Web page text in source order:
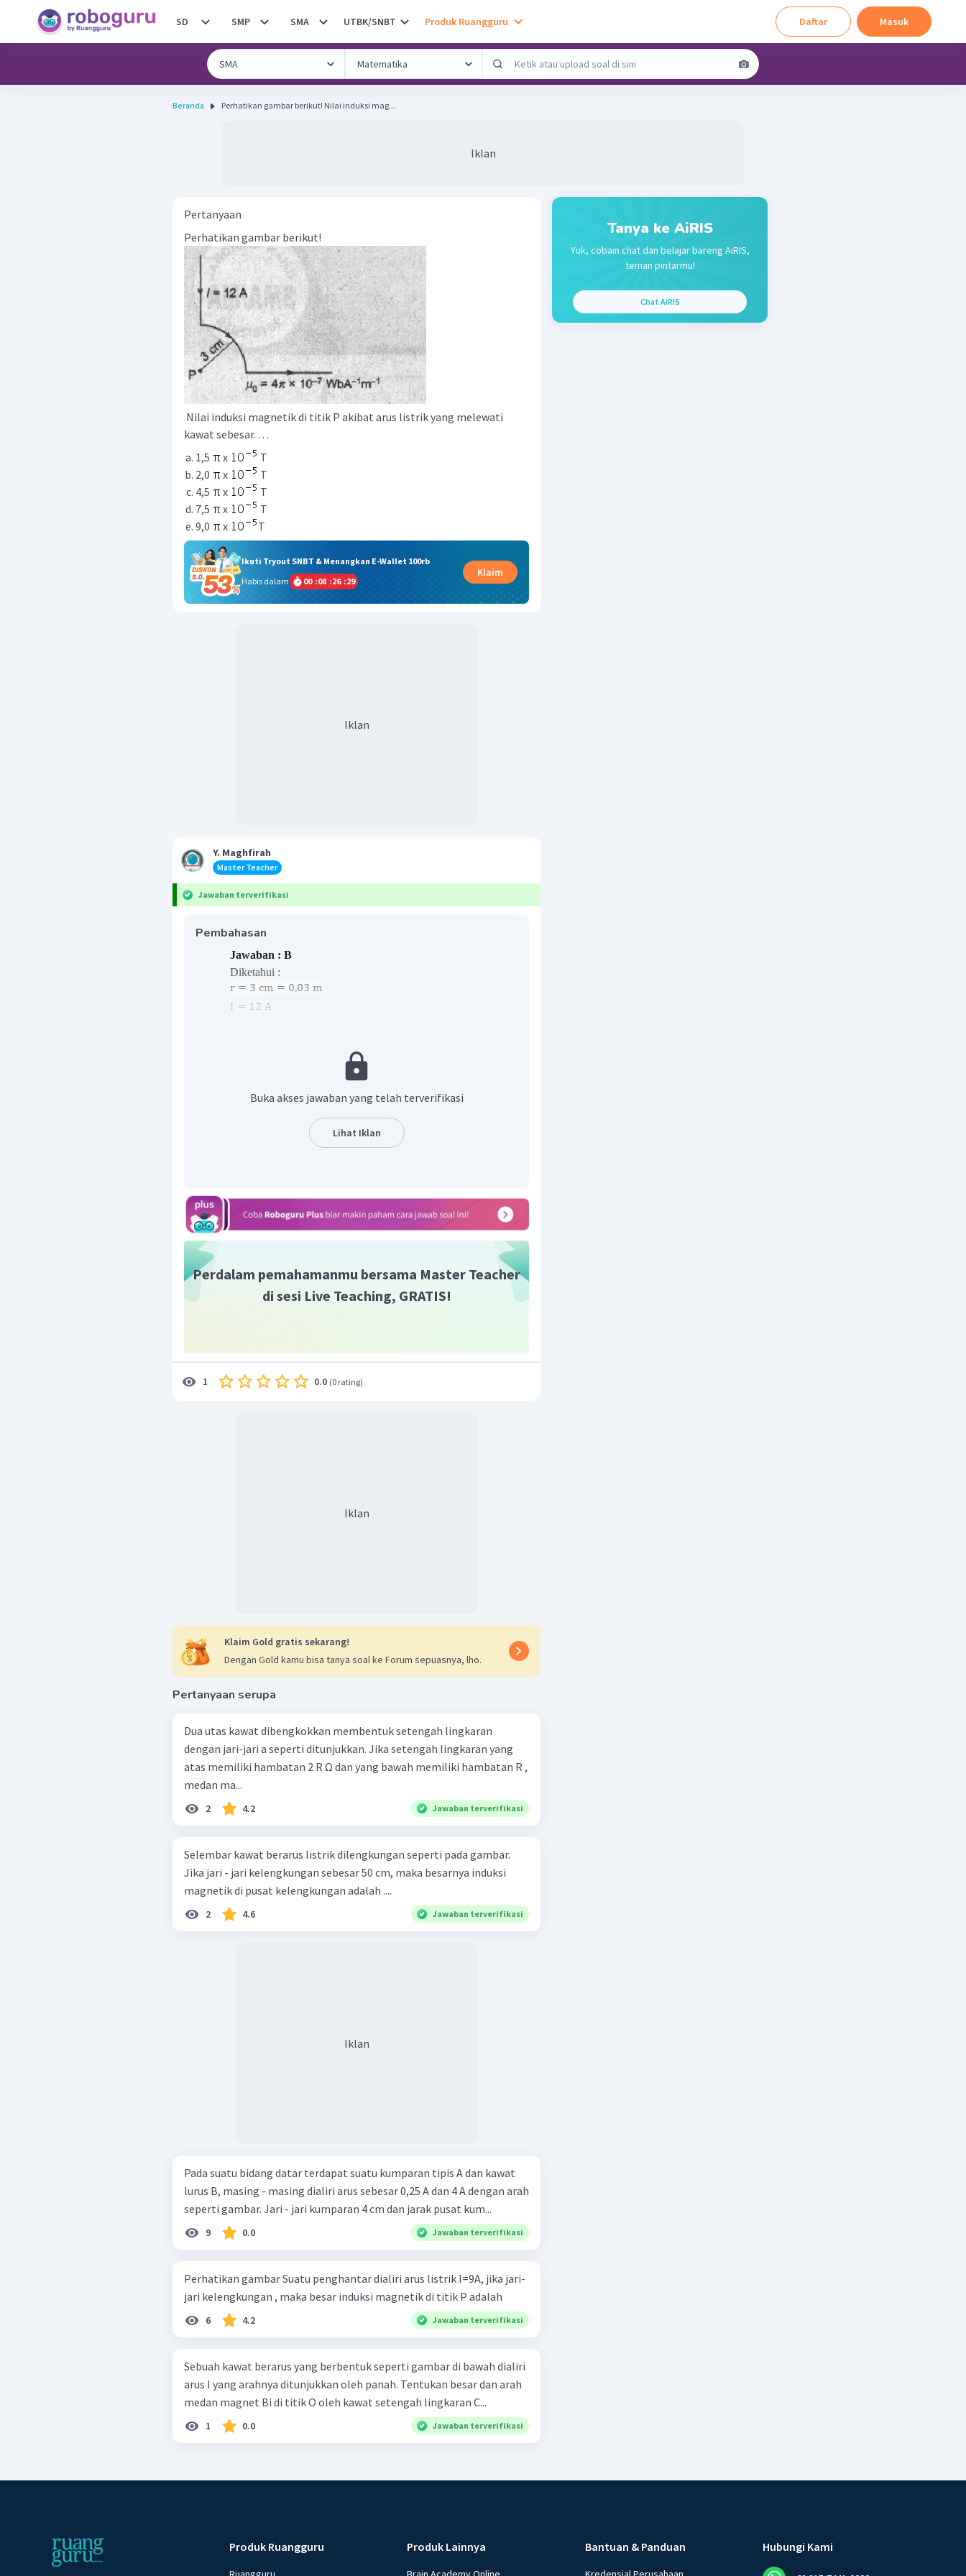
SD SMP SMA UTBK/SNBT Produk Ruangguru Daftar Masuk
Beranda Perhatikan gambar berikut! Nilai induksi mag...
Iklan
Pertanyaan
Perhatikan gambar berikut!
Nilai induksi magnetik di titik P akibat arus listrik yang melewati
kawat sebesar. . . .
1,5
x
T
2,0
x
T
4,5
x
T
7,5
x
T
9,0
x T
Ikuti Tryout SNBT & Menangkan E-Wallet 100rb
Habis dalam
00 :08 :26 :28
Klaim
Iklan
Y. Maghfirah
Master Teacher
Jawaban terverifikasi
Pembahasan
Jawaban : B
Diketahui :
Buka akses jawaban yang telah terverifikasi
Lihat Iklan
Perdalam pemahamanmu bersama Master Teacher
di sesi Live Teaching, GRATIS!
1 0.0 (0 rating)
Iklan
Klaim Gold gratis sekarang!
Dengan Gold kamu bisa tanya soal ke Forum sepuasnya, lho.
Pertanyaan serupa
Dua utas kawat dibengkokkan membentuk setengah lingkaran
dengan jari-jari a seperti ditunjukkan. Jika setengah lingkaran yang
atas memiliki hambatan 2 R Ω dan yang bawah memiliki hambatan R ,
medan ma...
2 4.2 Jawaban terverifikasi
Selembar kawat berarus listrik dilengkungan seperti pada gambar.
Jika jari - jari kelengkungan sebesar 50 cm, maka besarnya induksi
magnetik di pusat kelengkungan adalah ....
2 4.6 Jawaban terverifikasi
Iklan
Pada suatu bidang datar terdapat suatu kumparan tipis A dan kawat
lurus B, masing - masing dialiri arus sebesar 0,25 A dan 4 A dengan arah
seperti gambar. Jari - jari kumparan 4 cm dan jarak pusat kum...
9 0.0 Jawaban terverifikasi
Perhatikan gambar Suatu penghantar dialiri arus listrik I=9A, jika jari-
jari kelengkungan , maka besar induksi magnetik di titik P adalah
6 4.2 Jawaban terverifikasi
Sebuah kawat berarus yang berbentuk seperti gambar di bawah dialiri
arus I yang arahnya ditunjukkan oleh panah. Tentukan besar dan arah
medan magnet Bi di titik O oleh kawat setengah lingkaran C...
1 0.0 Jawaban terverifikasi
Tanya ke AiRIS
Yuk, cobain chat dan belajar bareng AiRIS,
teman pintarmu!
Chat AiRIS
Produk Ruangguru Produk Lainnya Bantuan & Panduan Hubungi Kami